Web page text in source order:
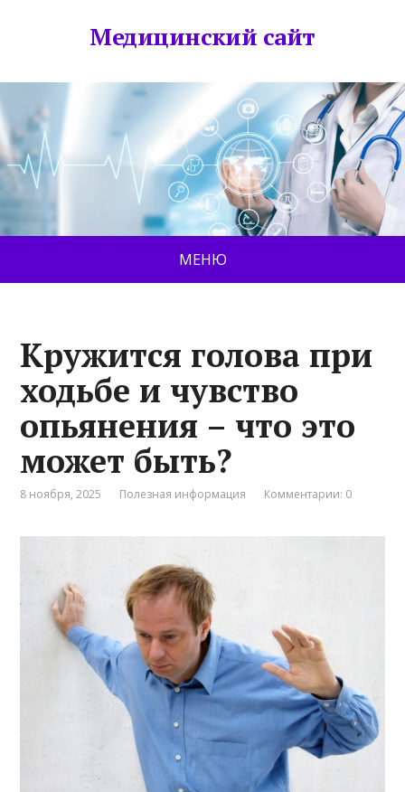
Медицинский сайт
МЕНЮ
Кружится голова при
ходьбе и чувство
опьянения – что это
может быть?
8 ноября, 2025 Полезная информация Комментарии: 0